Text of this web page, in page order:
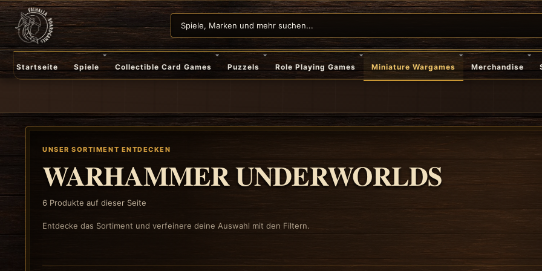
Startseite Spiele Collectible Card Games Puzzels Role Playing Games Miniature Wargames Merchandise
UNSER SORTIMENT ENTDECKEN
WARHAMMER UNDERWORLDS
6 Produkte auf dieser Seite
Entdecke das Sortiment und verfeinere deine Auswahl mit den Filtern.